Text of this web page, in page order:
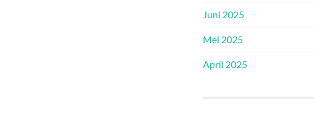
Juni 2025
Mei 2025
April 2025